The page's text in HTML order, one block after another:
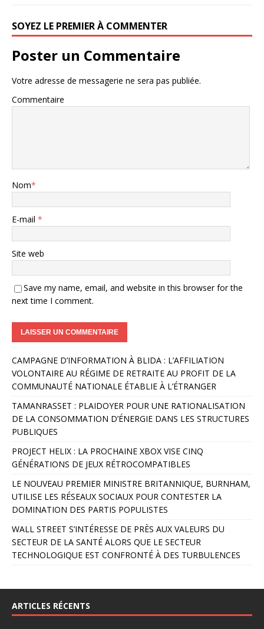
SOYEZ LE PREMIER À COMMENTER
Poster un Commentaire
Votre adresse de messagerie ne sera pas publiée.
Commentaire
Nom*
E-mail *
Site web
Save my name, email, and website in this browser for the
next time I comment.
l
t
e
r
n
a
t
i
v
e
:
CAMPAGNE D’INFORMATION À BLIDA : L’AFFILIATION
VOLONTAIRE AU RÉGIME DE RETRAITE AU PROFIT DE LA
COMMUNAUTÉ NATIONALE ÉTABLIE À L’ÉTRANGER
TAMANRASSET : PLAIDOYER POUR UNE RATIONALISATION
DE LA CONSOMMATION D’ÉNERGIE DANS LES STRUCTURES
PUBLIQUES
PROJECT HELIX : LA PROCHAINE XBOX VISE CINQ
GÉNÉRATIONS DE JEUX RÉTROCOMPATIBLES
LE NOUVEAU PREMIER MINISTRE BRITANNIQUE, BURNHAM,
UTILISE LES RÉSEAUX SOCIAUX POUR CONTESTER LA
DOMINATION DES PARTIS POPULISTES
WALL STREET S’INTÉRESSE DE PRÈS AUX VALEURS DU
SECTEUR DE LA SANTÉ ALORS QUE LE SECTEUR
TECHNOLOGIQUE EST CONFRONTÉ À DES TURBULENCES
ARTICLES RÉCENTS